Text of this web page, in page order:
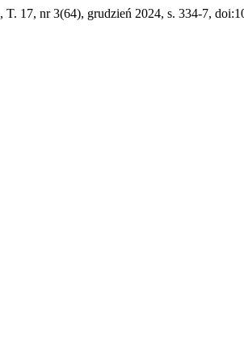
, T. 17, nr 3(64), grudzień 2024, s. 334-7,